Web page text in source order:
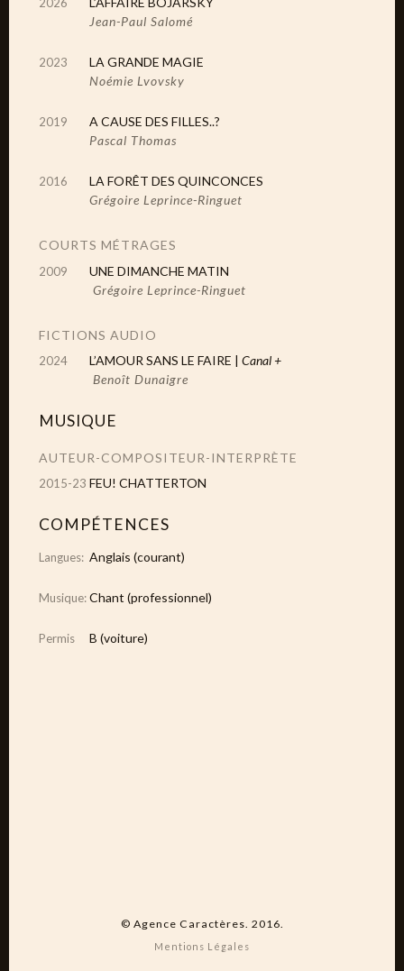
Jean-Paul Salomé
2023
LA GRANDE MAGIE
Noémie Lvovsky
2019
A CAUSE DES FILLES..?
Pascal Thomas
2016
LA FORÊT DES QUINCONCES
Grégoire Leprince-Ringuet
COURTS MÉTRAGES
2009
UNE DIMANCHE MATIN
Grégoire Leprince-Ringuet
FICTIONS AUDIO
2024 L’AMOUR SANS LE FAIRE | Canal +
Benoît Dunaigre
MUSIQUE
AUTEUR-COMPOSITEUR-INTERPRÈTE
2015-23 FEU! CHATTERTON
COMPÉTENCES
Langues: Anglais (courant)
Musique:Chant (professionnel)
Permis B (voiture)
© Agence Caractères. 2016.
Mentions Légales